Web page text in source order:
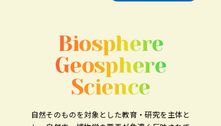
Biosphere
Geosphere
Science
自然そのものを対象とした教育・研究を主体と